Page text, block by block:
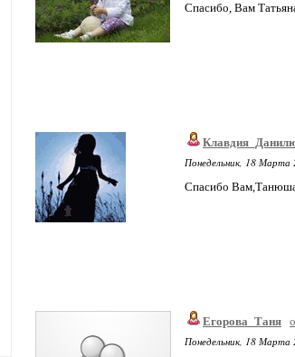
Спасибо, Вам
Понедельник, 18 Марта
Спасибо
Егорова_Таня
Понедельник, 18 Марта